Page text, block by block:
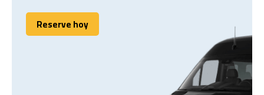
Reserve hoy
Reserve hoy